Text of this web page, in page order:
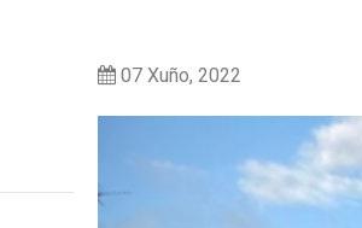
07 Xuño, 2022